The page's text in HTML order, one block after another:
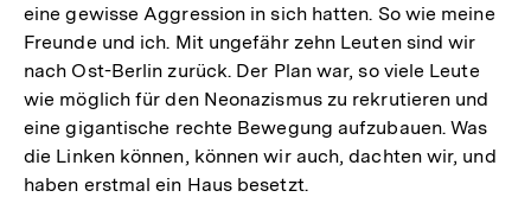
eine gewisse Aggression in sich hatten. So wie meine
Freunde und ich. Mit ungefähr zehn Leuten sind wir
nach Ost-Berlin zurück. Der Plan war, so viele Leute
wie möglich für den Neonazismus zu rekrutieren und
eine gigantische rechte Bewegung aufzubauen. Was
die Linken können, können wir auch, dachten wir, und
haben erstmal ein Haus besetzt.